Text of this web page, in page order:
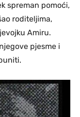
spreman pomoći,
roditeljima,
Amiru.
pjesme i